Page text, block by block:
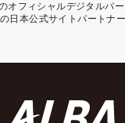
オフィシャルデジタルパ
日本公式サイトパートナー